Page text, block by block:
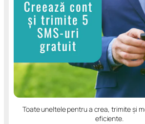
Toate uneltele pentru a crea, trimite și
eficiente.